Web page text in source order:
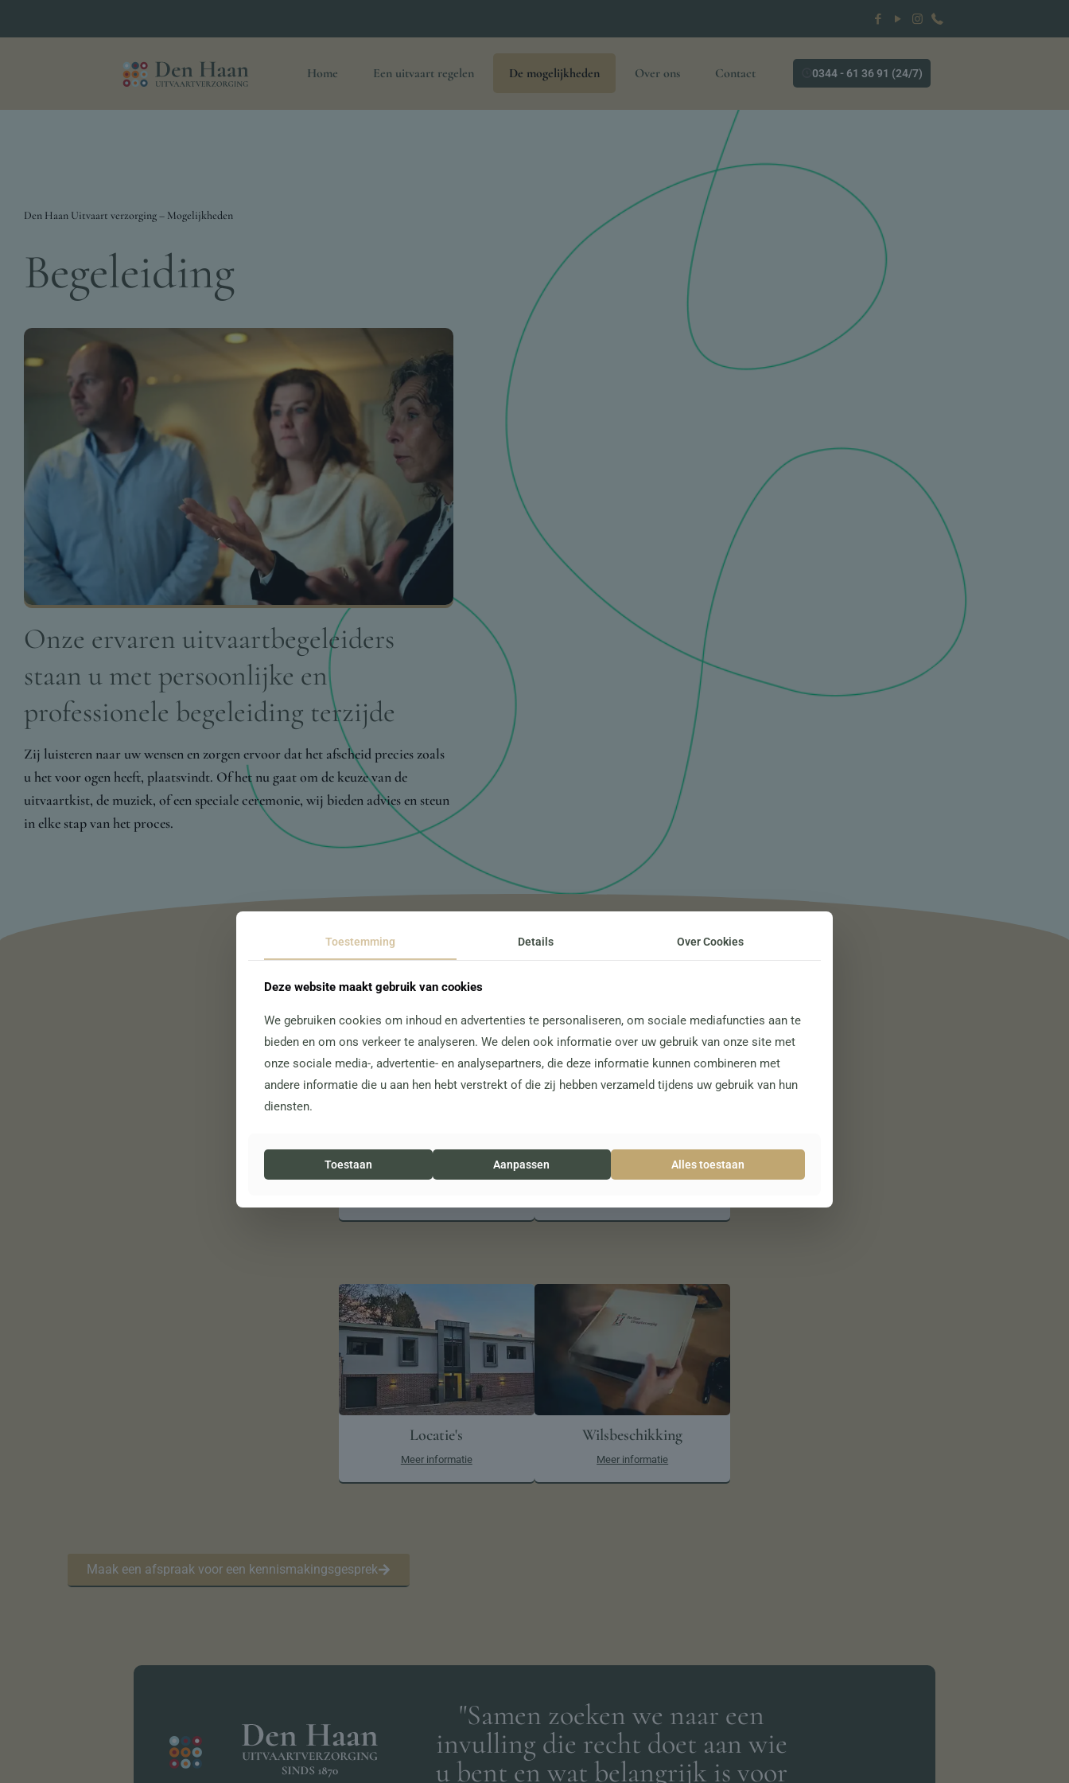
Home Een uitvaart regelen De mogelijkheden Over ons Contact 0344 - 61 36 91 (24/7)
Den Haan Uitvaart verzorging – Mogelijkheden
Begeleiding
Onze ervaren uitvaartbegeleiders
staan u met persoonlijke en
professionele begeleiding terzijde
Zij luisteren naar uw wensen en zorgen ervoor dat het afscheid precies zoals
u het voor ogen heeft, plaatsvindt. Of het nu gaat om de keuze van de
uitvaartkist, de muziek, of een speciale ceremonie, wij bieden advies en steun
in elke stap van het proces.
Meer mogelijkheden
Volledige ontzorging 24-uurs kamers
Locatie's
Meer informatie
Wilsbeschikking
Meer informatie
Maak een afspraak voor een kennismakingsgesprek
"Samen zoeken we naar een
invulling die recht doet aan wie
u bent en wat belangrijk is voor
Toestemming Details Over Cookies
Deze website maakt gebruik van cookies
We gebruiken cookies om inhoud en advertenties te personaliseren, om sociale mediafuncties aan te
bieden en om ons verkeer te analyseren. We delen ook informatie over uw gebruik van onze site met
onze sociale media-, advertentie- en analysepartners, die deze informatie kunnen combineren met
andere informatie die u aan hen hebt verstrekt of die zij hebben verzameld tijdens uw gebruik van hun
diensten.
Toestaan Aanpassen Alles toestaan